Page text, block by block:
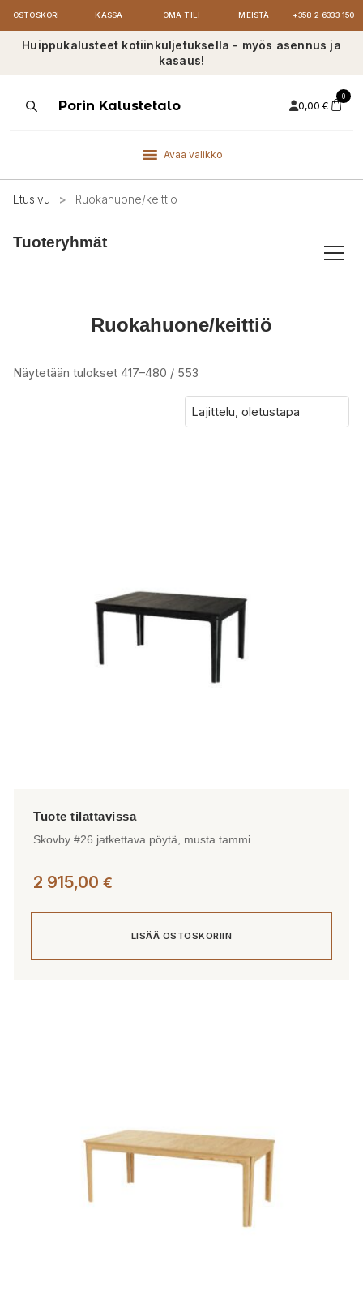
OSTOSKORI KASSA OMA TILI MEISTÄ +358 2 6333 150
Huippukalusteet kotiinkuljetuksella - myös asennus ja
kasaus!
ProductsPorin Kalustetalo 0,00 €
0
Avaa valikko
Etusivu > Ruokahuone/keittiö
Tuoteryhmät
Ruokahuone/keittiö
Näytetään tulokset 417–480 / 553
Skovby #26 jatkettava pöytä, musta tammi
2 915,00 €
LISÄÄ OSTOSKORIIN